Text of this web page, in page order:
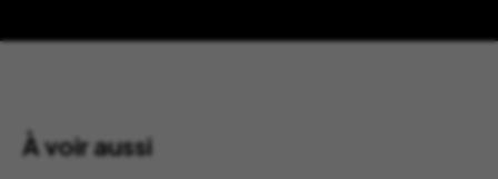
À voir aussi